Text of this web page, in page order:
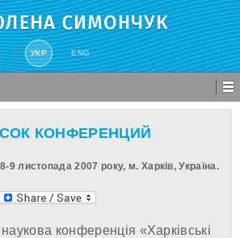
УКР ENG
КОНФЕРЕНЦИЙ
8-9 листопада 2007 року, м. Харків, Україна.
LinkedIn
конференція «Харківські